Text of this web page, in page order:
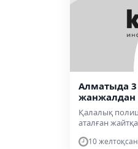
Алматыда
жанжалдан
Қалалық
аталған
10